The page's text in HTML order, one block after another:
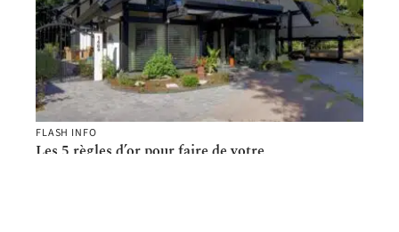
FLASH INFO
Les 5 règles d’or pour faire de votre